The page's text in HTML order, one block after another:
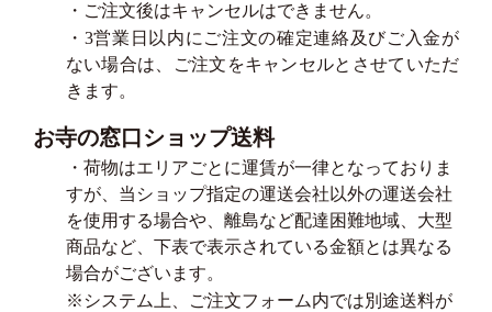
・ご注文後はキャンセルはできません。
・3営業日以内にご注文の確定連絡及びご入金が
ない場合は、ご注文をキャンセルとさせていただ
きます。
お寺の窓口ショップ送料
・荷物はエリアごとに運賃が一律となっておりま
すが、当ショップ指定の運送会社以外の運送会社
を使用する場合や、離島など配達困難地域、大型
商品など、下表で表示されている金額とは異なる
場合がございます。
※システム上、ご注文フォーム内では別途送料が